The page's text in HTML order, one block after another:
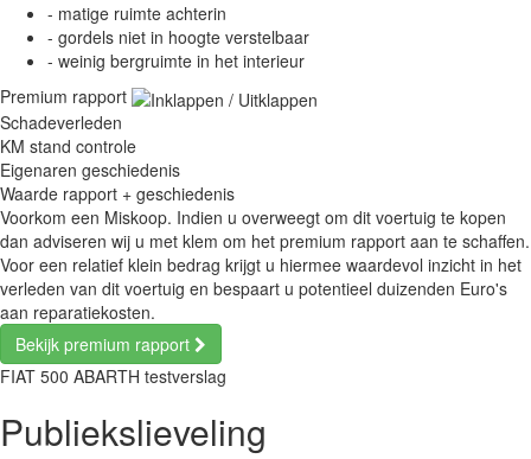
- matige ruimte achterin
- gordels niet in hoogte verstelbaar
- weinig bergruimte in het interieur
Premium rapport
Schadeverleden
KM stand controle
Eigenaren geschiedenis
Waarde rapport + geschiedenis
Voorkom een Miskoop. Indien u overweegt om dit voertuig te kopen
dan adviseren wij u met klem om het premium rapport aan te schaffen.
Voor een relatief klein bedrag krijgt u hiermee waardevol inzicht in het
verleden van dit voertuig en bespaart u potentieel duizenden Euro's
aan reparatiekosten.
Bekijk premium rapport
FIAT 500 ABARTH testverslag
Publiekslieveling